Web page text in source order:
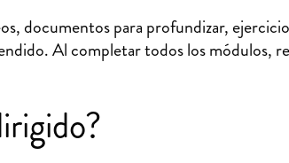
documentos para profundizar,
Al completar todos los módulos,